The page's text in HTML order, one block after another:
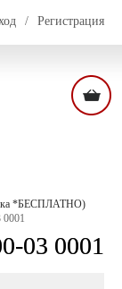
/ Регистрация
*БЕСПЛАТНО)
0001
03 0001